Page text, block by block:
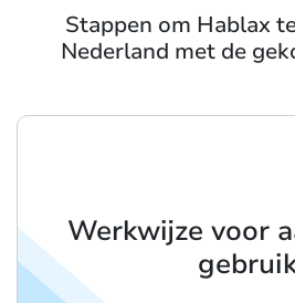
Stappen om Hablax
Nederland met de
Werkwijze voor